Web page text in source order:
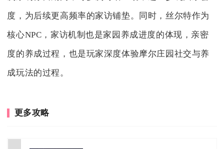
度，为后续更高频率的家访铺垫。同时，丝尔特作为
核心NPC，家访机制也是家园养成进度的体现，亲密
度的养成过程，也是玩家深度体验摩尔庄园社交与养
成玩法的过程。
更多攻略